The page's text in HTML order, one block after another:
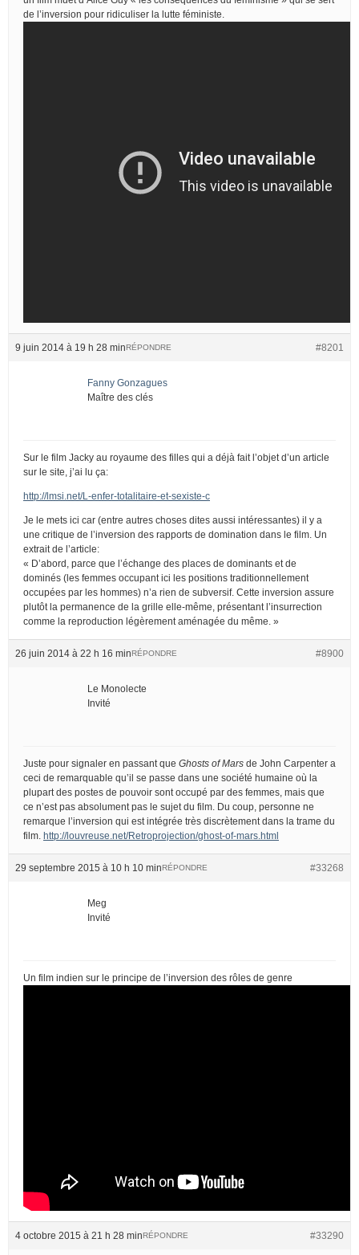
de l’inversion pour ridiculiser la lutte féministe.
9 juin 2014 à 19 h 28 min #8201
RÉPONDRE
Fanny Gonzagues
Maître des clés
Sur le film Jacky au royaume des filles qui a déjà fait l’objet d’un article
sur le site, j’ai lu ça:
http://lmsi.net/L-enfer-totalitaire-et-sexiste-c
Je le mets ici car (entre autres choses dites aussi intéressantes) il y a
une critique de l’inversion des rapports de domination dans le film. Un
extrait de l’article:
« D’abord, parce que l’échange des places de dominants et de
dominés (les femmes occupant ici les positions traditionnellement
occupées par les hommes) n’a rien de subversif. Cette inversion assure
plutôt la permanence de la grille elle-même, présentant l’insurrection
comme la reproduction légèrement aménagée du même. »
26 juin 2014 à 22 h 16 min #8900
RÉPONDRE
Le Monolecte
Invité
Juste pour signaler en passant que Ghosts of Mars de John Carpenter a
ceci de remarquable qu’il se passe dans une société humaine où la
plupart des postes de pouvoir sont occupé par des femmes, mais que
ce n’est pas absolument pas le sujet du film. Du coup, personne ne
remarque l’inversion qui est intégrée très discrètement dans la trame du
film. http://louvreuse.net/Retroprojection/ghost-of-mars.html
29 septembre 2015 à 10 h 10 min #33268
RÉPONDRE
Meg
Invité
Un film indien sur le principe de l’inversion des rôles de genre
4 octobre 2015 à 21 h 28 min #33290
RÉPONDRE